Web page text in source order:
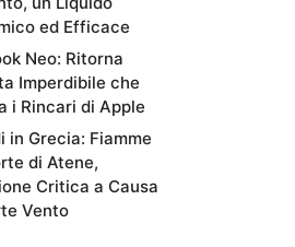
ed Efficace
Neo: Ritorna
Imperdibile che
i Rincari di Apple
in Grecia: Fiamme
di Atene,
Critica a Causa
Vento